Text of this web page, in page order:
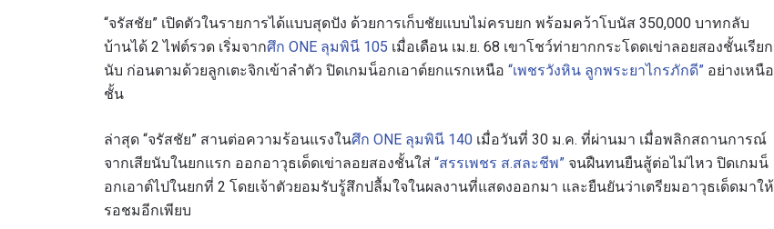
“จรัสชัย” เปิดตัวในรายการได้แบบสุดปัง ด้วยการเก็บชัยแบบไม่ครบยก พร้อมคว้าโบนัส 350,000 บาทกลับ
บ้านได้ 2 ไฟต์รวด เริ่มจากศึก ONE ลุมพินี 105 เมื่อเดือน เม.ย. 68 เขาโชว์ท่ายากกระโดดเข่าลอยสองชั้นเรียก
นับ ก่อนตามด้วยลูกเตะจิกเข้าลำตัว ปิดเกมน็อกเอาต์ยกแรกเหนือ “เพชรวังหิน ลูกพระยาไกรภักดี” อย่างเหนือ
ชั้น
ล่าสุด “จรัสชัย” สานต่อความร้อนแรงในศึก ONE ลุมพินี 140 เมื่อวันที่ 30 ม.ค. ที่ผ่านมา เมื่อพลิกสถานการณ์
จากเสียนับในยกแรก ออกอาวุธเด็ดเข่าลอยสองชั้นใส่ “สรรเพชร ส.สละชีพ” จนฝืนทนยืนสู้ต่อไม่ไหว ปิดเกมน็
อกเอาต์ไปในยกที่ 2 โดยเจ้าตัวยอมรับรู้สึกปลื้มใจในผลงานที่แสดงออกมา และยืนยันว่าเตรียมอาวุธเด็ดมาให้
รอชมอีกเพียบ